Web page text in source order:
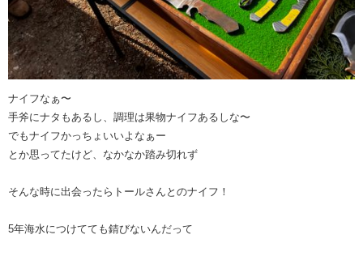
ナイフなぁ〜
手斧にナタもあるし、調理は果物ナイフあるしな〜
でもナイフかっちょいいよなぁー
とか思ってたけど、なかなか踏み切れず
そんな時に出会ったらトールさんとのナイフ！
5年海水につけてても錆びないんだって